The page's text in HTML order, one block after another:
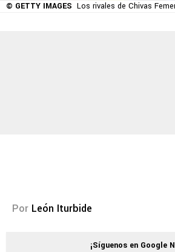
© GETTY IMAGES Los rivales de Chivas
Por León Iturbide
¡Síguenos en Google